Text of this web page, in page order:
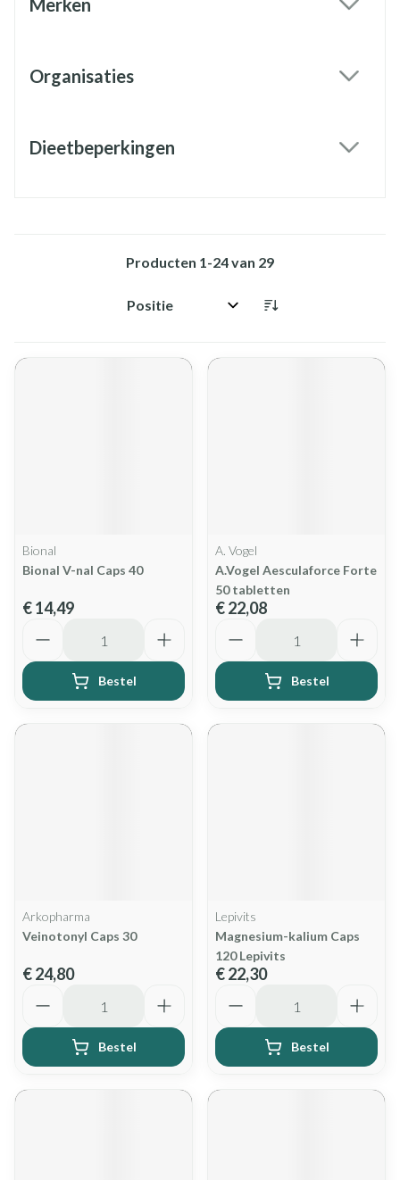
Merken
Organisaties
Dieetbeperkingen
Producten 1-24van 29
Sorteer op:
Bional
Bional V-nal Caps 40
€ 14,49
Bestel
A. Vogel
A.Vogel Aesculaforce Forte
50 tabletten
€ 22,08
Bestel
Arkopharma
Veinotonyl Caps 30
€ 24,80
Bestel
Lepivits
Magnesium-kalium Caps
120 Lepivits
€ 22,30
Bestel